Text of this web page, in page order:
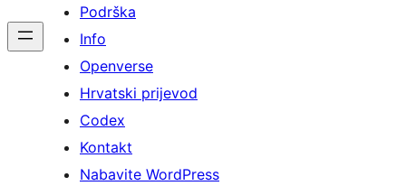
Podrška
Info
Openverse
Hrvatski prijevod
Codex
Kontakt
Nabavite WordPress